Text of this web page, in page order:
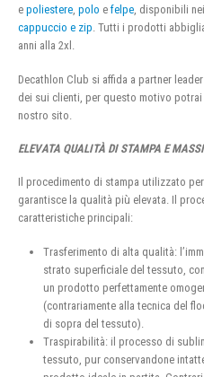
e poliestere, polo e felpe, disponibili
cappuccio e zip. Tutti i prodotti
anni alla 2xl.
Decathlon Club si affida a partner
dei sui clienti, per questo motivo
nostro sito.
ELEVATA QUALITÀ DI STAMPA E
Il procedimento di stampa utilizzato
garantisce la qualità più elevata. Il
caratteristiche principali:
Trasferimento di alta qualità:
strato superficiale del tessuto,
un prodotto perfettamente
(contrariamente alla tecnica del
di sopra del tessuto).
Traspirabilità: il processo di
tessuto, pur conservandone